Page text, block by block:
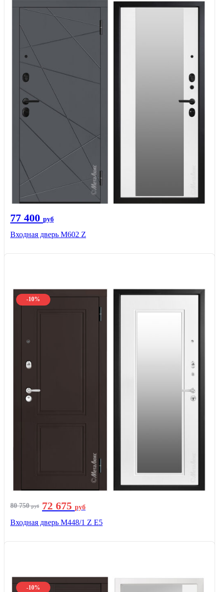
77 400 руб
Входная дверь М602 Z
-10%
80 750руб 72 675 руб
Входная дверь М448/1 Z Е5
-10%